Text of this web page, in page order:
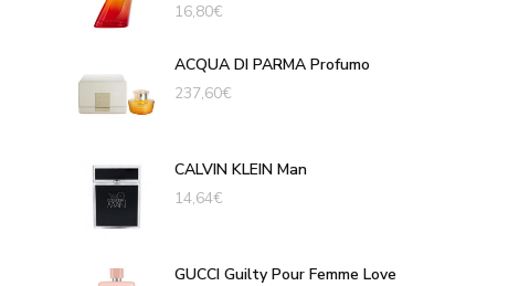
16,80€
ACQUA DI PARMA Profumo
237,60€
CALVIN KLEIN Man
14,64€
GUCCI Guilty Pour Femme Love